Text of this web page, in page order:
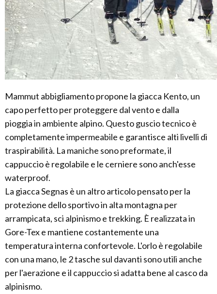
Mammut abbigliamento propone la giacca Kento, un
capo perfetto per proteggere dal vento e dalla
pioggia in ambiente alpino. Questo guscio tecnico è
completamente impermeabile e garantisce alti livelli di
traspirabilità. La maniche sono preformate, il
cappuccio è regolabile e le cerniere sono anch'esse
waterproof.
La giacca Segnas è un altro articolo pensato per la
protezione dello sportivo in alta montagna per
arrampicata, sci alpinismo e trekking. È realizzata in
Gore-Tex e mantiene costantemente una
temperatura interna confortevole. L'orlo è regolabile
con una mano, le 2 tasche sul davanti sono utili anche
per l'aerazione e il cappuccio si adatta bene al casco da
alpinismo.